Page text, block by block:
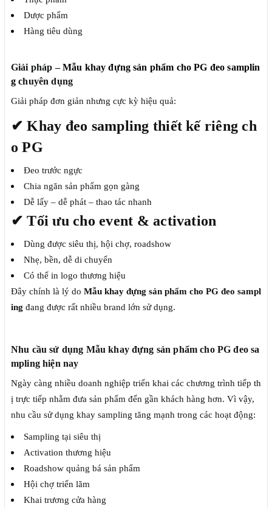
Dược phẩm
Hàng tiêu dùng
Giải pháp –Mẫu khay đựng sản phẩm cho PG đeo samplin
g chuyên dụng
Giải pháp đơn giản nhưng cực kỳ hiệu quả:
✔ Khay đeo sampling thiết kế riêng ch
o PG
Đeo trước ngực
Chia ngăn sản phẩm gọn gàng
Dễ lấy – dễ phát – thao tác nhanh
✔ Tối ưu cho event & activation
Dùng được siêu thị, hội chợ, roadshow
Nhẹ, bền, dễ di chuyển
Có thể in logo thương hiệu
Đây chính là lý do Mẫu khay đựng sản phẩm cho PG đeo sampl
ing đang được rất nhiều brand lớn sử dụng.
Nhu cầu sử dụng Mẫu khay đựng sản phẩm cho PG đeo sa
mpling hiện nay
Ngày càng nhiều doanh nghiệp triển khai các chương trình tiếp th
ị trực tiếp nhằm đưa sản phẩm đến gần khách hàng hơn. Vì vậy,
nhu cầu sử dụng khay sampling tăng mạnh trong các hoạt động:
Sampling tại siêu thị
Activation thương hiệu
Roadshow quảng bá sản phẩm
Hội chợ triển lãm
Khai trương cửa hàng